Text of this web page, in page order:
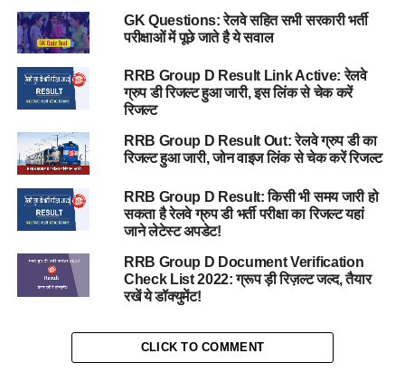
GK Questions: रेलवे सहित सभी सरकारी भर्ती
परीक्षाओं में पूछे जाते है ये सवाल
RRB Group D Result Link Active: रेलवे
ग्रुप डी रिजल्ट हुआ जारी, इस लिंक से चेक करें
रिजल्ट
RRB Group D Result Out: रेलवे ग्रुप डी का
रिजल्ट हुआ जारी, जोन वाइज लिंक से चेक करें रिजल्ट
RRB Group D Result: किसी भी समय जारी हो
सकता है रेलवे ग्रुप डी भर्ती परीक्षा का रिजल्ट यहां
जाने लेटेस्ट अपडेट!
RRB Group D Document Verification
Check List 2022: ग्रूप ड़ी रिज़ल्ट जल्द, तैयार
रखें ये डॉक्युमेंट!
CLICK TO COMMENT